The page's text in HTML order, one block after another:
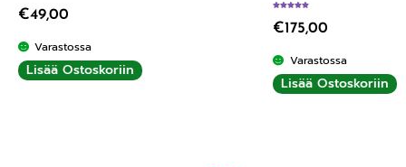
€49,00
Varastossa
Lisää Ostoskoriin
€175,00
Varastossa
Lisää Ostoskoriin